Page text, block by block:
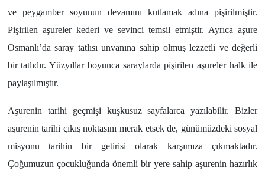
ve peygamber soyunun devamını kutlamak adına pişirilmiştir.
Pişirilen aşureler kederi ve sevinci temsil etmiştir. Ayrıca aşure
Osmanlı’da saray tatlısı unvanına sahip olmuş lezzetli ve değerli
bir tatlıdır. Yüzyıllar boyunca saraylarda pişirilen aşureler halk ile
paylaşılmıştır.
Aşurenin tarihi geçmişi kuşkusuz sayfalarca yazılabilir. Bizler
aşurenin tarihi çıkış noktasını merak etsek de, günümüzdeki sosyal
misyonu tarihin bir getirisi olarak karşımıza çıkmaktadır.
Çoğumuzun çocukluğunda önemli bir yere sahip aşurenin hazırlık